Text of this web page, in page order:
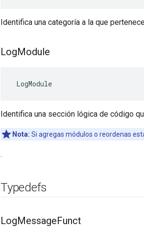
Identifica una categoría a la que
LogModule
LogModule
Identifica una sección lógica de código
Nota: Si agregas módulos o reordenas
.
Typedefs
LogMessageFunct